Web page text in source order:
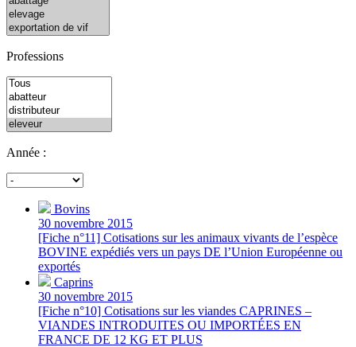
Professions
Année :
Bovins
30 novembre 2015
[Fiche n°11] Cotisations sur les animaux vivants de l’espèce
BOVINE expédiés vers un pays DE l’Union Européenne ou
exportés
Caprins
30 novembre 2015
[Fiche n°10] Cotisations sur les viandes CAPRINES –
VIANDES INTRODUITES OU IMPORTÉES EN
FRANCE DE 12 KG ET PLUS